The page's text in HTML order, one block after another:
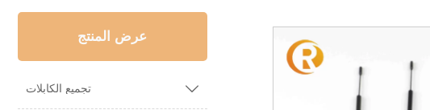
عرض المنتج
تجميع الكابلات 